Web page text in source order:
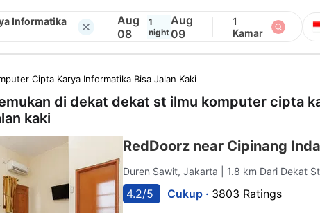
Informatika
Aug
08
1
night
Aug
09
1
Kamar
Cipta Karya Informatika Bisa Jalan Kaki
di dekatdekat st ilmu komputer cipta
kaki
RedDoorz near Cipinang
Duren Sawit, Jakarta | 1.8 km Dari Dekat
4.2/5 Cukup · 3803 Ratings